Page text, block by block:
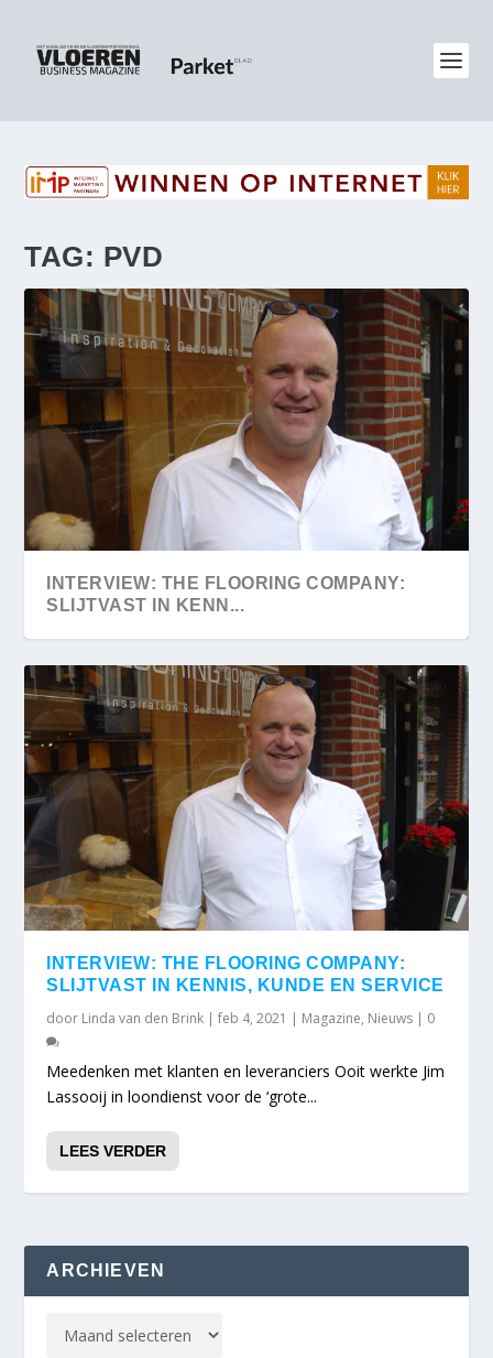
TAG: PVD
INTERVIEW: THE FLOORING COMPANY:
SLIJTVAST IN KENN...
INTERVIEW: THE FLOORING COMPANY:
SLIJTVAST IN KENNIS, KUNDE EN SERVICE
door Linda van den Brink |feb 4, 2021 | Magazine, Nieuws | 0
Meedenken met klanten en leveranciers Ooit werkte Jim
Lassooij in loondienst voor de ‘grote...
LEES VERDER
ARCHIEVEN